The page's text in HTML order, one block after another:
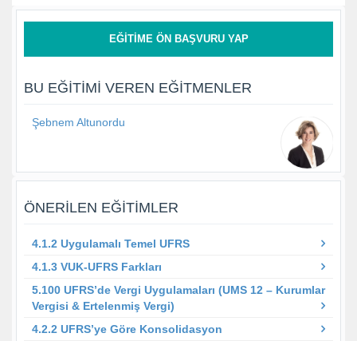
EĞITIME ÖN BAŞVURU YAP
BU EĞITIMI VEREN EĞITMENLER
Şebnem Altunordu
ÖNERILEN EĞITIMLER
4.1.2 Uygulamalı Temel UFRS
4.1.3 VUK-UFRS Farkları
5.100 UFRS’de Vergi Uygulamaları (UMS 12 – Kurumlar
Vergisi & Ertelenmiş Vergi)
4.2.2 UFRS’ye Göre Konsolidasyon